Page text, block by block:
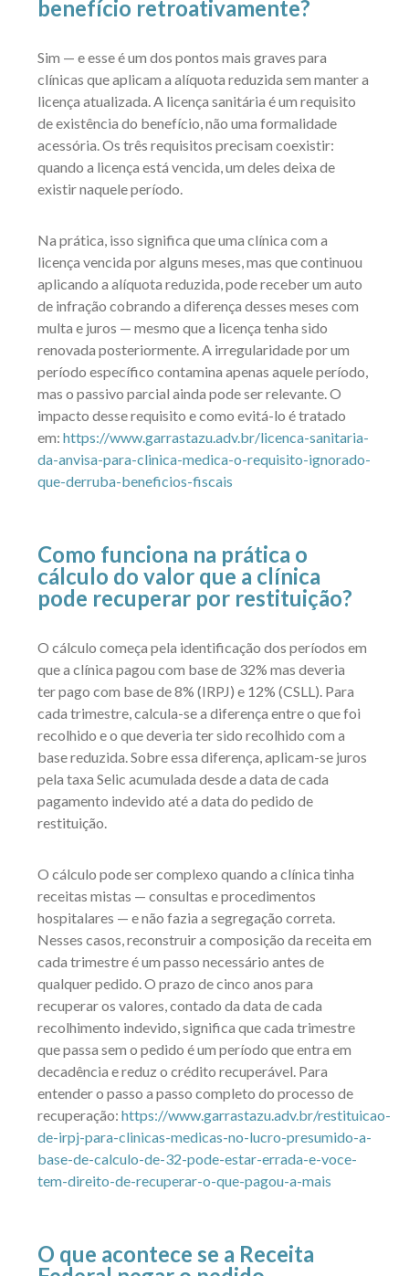
benefício retroativamente?
Sim — e esse é um dos pontos mais graves para
clínicas que aplicam a alíquota reduzida sem manter a
licença atualizada. A licença sanitária é um requisito
de existência do benefício, não uma formalidade
acessória. Os três requisitos precisam coexistir:
quando a licença está vencida, um deles deixa de
existir naquele período.
Na prática, isso significa que uma clínica com a
licença vencida por alguns meses, mas que continuou
aplicando a alíquota reduzida, pode receber um auto
de infração cobrando a diferença desses meses com
multa e juros — mesmo que a licença tenha sido
renovada posteriormente. A irregularidade por um
período específico contamina apenas aquele período,
mas o passivo parcial ainda pode ser relevante. O
impacto desse requisito e como evitá-lo é tratado
em: https://www.garrastazu.adv.br/licenca-sanitaria-
da-anvisa-para-clinica-medica-o-requisito-ignorado-
que-derruba-beneficios-fiscais
Como funciona na prática o
cálculo do valor que a clínica
pode recuperar por restituição?
O cálculo começa pela identificação dos períodos em
que a clínica pagou com base de 32% mas deveria
ter pago com base de 8% (IRPJ) e 12% (CSLL). Para
cada trimestre, calcula-se a diferença entre o que foi
recolhido e o que deveria ter sido recolhido com a
base reduzida. Sobre essa diferença, aplicam-se juros
pela taxa Selic acumulada desde a data de cada
pagamento indevido até a data do pedido de
restituição.
O cálculo pode ser complexo quando a clínica tinha
receitas mistas — consultas e procedimentos
hospitalares — e não fazia a segregação correta.
Nesses casos, reconstruir a composição da receita em
cada trimestre é um passo necessário antes de
qualquer pedido. O prazo de cinco anos para
recuperar os valores, contado da data de cada
recolhimento indevido, significa que cada trimestre
que passa sem o pedido é um período que entra em
decadência e reduz o crédito recuperável. Para
entender o passo a passo completo do processo de
recuperação: https://www.garrastazu.adv.br/restituicao-
de-irpj-para-clinicas-medicas-no-lucro-presumido-a-
base-de-calculo-de-32-pode-estar-errada-e-voce-
tem-direito-de-recuperar-o-que-pagou-a-mais
O que acontece se a Receita